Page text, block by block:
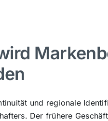
und regionale
Der frühere